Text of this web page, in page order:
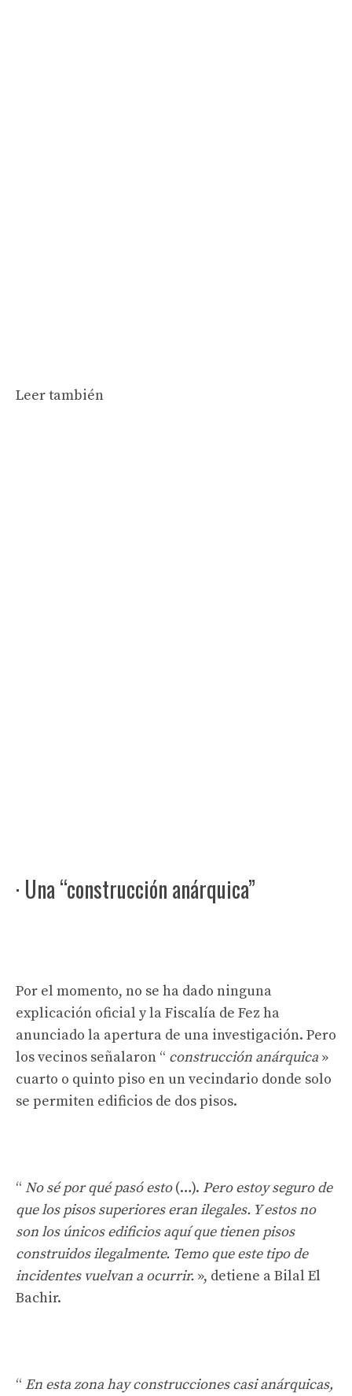
Leer también
· Una “construcción anárquica”
Por el momento, no se ha dado ninguna
explicación oficial y la Fiscalía de Fez ha
anunciado la apertura de una investigación. Pero
los vecinos señalaron “ construcción anárquica »
cuarto o quinto piso en un vecindario donde solo
se permiten edificios de dos pisos.
“ No sé por qué pasó esto(…). Pero estoy seguro de
que los pisos superiores eran ilegales. Y estos no
son los únicos edificios aquí que tienen pisos
construidos ilegalmente. Temo que este tipo de
incidentes vuelvan a ocurrir. », detiene a Bilal El
Bachir.
“ En esta zona hay construcciones casi anárquicas,